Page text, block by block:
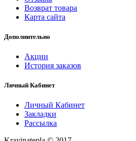
Возврат товара
Карта сайта
Дополнительно
Акции
История заказов
Личный Кабинет
Личный Кабинет
Закладки
Рассылка